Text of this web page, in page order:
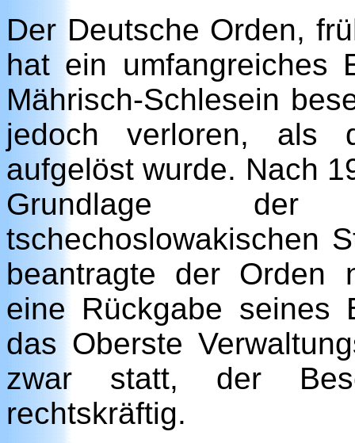
Der Deutsche Orden,
hat ein umfangreiches
Mährisch-Schlesein
jedoch verloren, als
aufgelöst wurde. Nach
Grundlage
tschechoslowakischen
beantragte der Orden
eine Rückgabe seines
das Oberste
zwar statt, der
rechtskräftig.